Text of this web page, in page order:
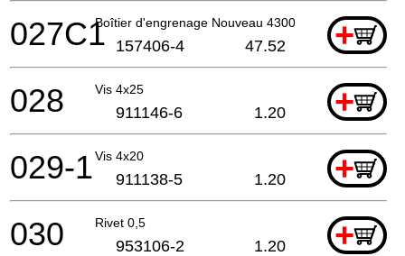
Boîtier d'engrenage Nouveau 4300Bv * +
027C1 157406-4 47.52
Vis 4x25 +
028 911146-6 1.20
Vis 4x20 +
029-1 911138-5 1.20
Rivet 0,5 +
030 953106-2 1.20